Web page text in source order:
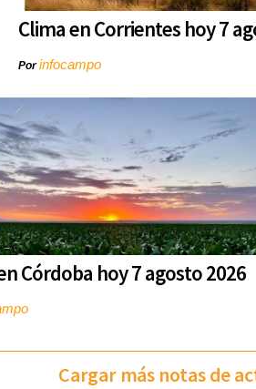
Clima en Corrientes hoy 7
Porinfocampo
Córdoba hoy 7 agosto 2026
Cargar más notas de